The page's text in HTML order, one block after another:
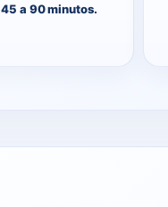
45 a 90 minutos.